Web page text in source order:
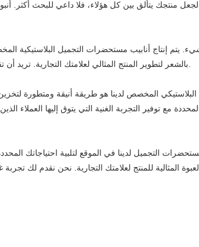
يتم إنتاج أنابيب مستحضرات التجميل البلاستيكية
المحددة مع توفير التجربة الغنية التي يتوق إليها
المثالية للمنتج لعلامتك التجارية. نحن نقدم لك